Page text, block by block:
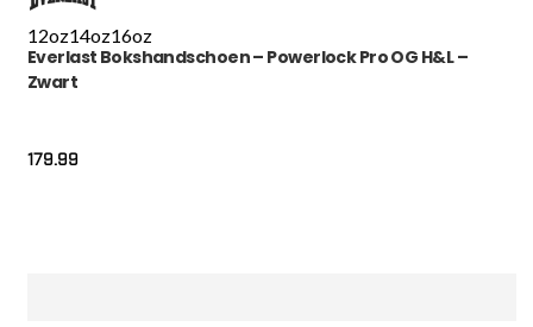
12oz14oz16oz
Everlast Bokshandschoen – Powerlock Pro OG H&L –
Zwart
179.99